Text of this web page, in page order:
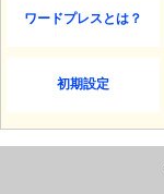
ワードプレスとは？
初期設定